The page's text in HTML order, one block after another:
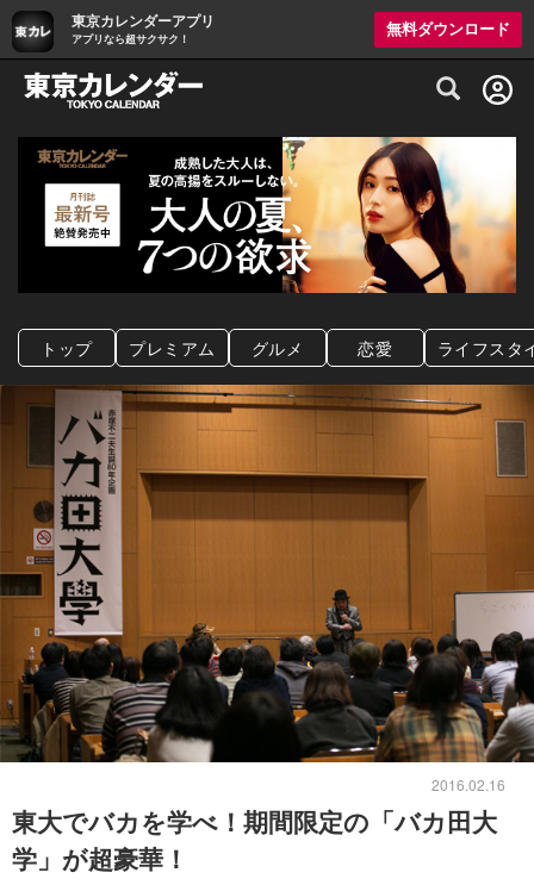
東京カレンダーアプリ
アプリなら超サクサク！
無料ダウンロード
グルメ情報・プレミアムレストラン予約
トップ プレミアム グルメ 恋愛 ライフスタ
2016.02.16
東大でバカを学べ！期間限定の「バカ田大
学」が超豪華！